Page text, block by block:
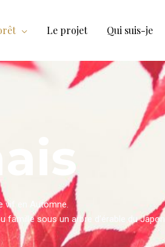
Le projet Qui suis-je
vif en Automne.
sous un arbre d’érable du Japon